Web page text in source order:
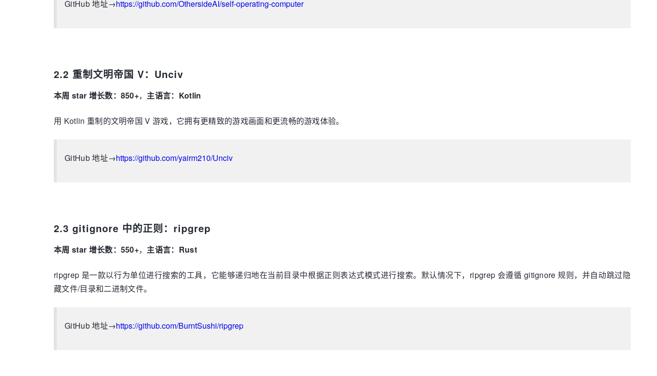
GitHub 地址→https://github.com/OthersideAI/self-operating-computer
2.2 重制文明帝国 V：Unciv
本周 star 增长数：850+， 主语言：Kotlin
用 Kotlin 重制的文明帝国 V 游戏，它拥有更精致的游戏画面和更流畅的游戏体验。
GitHub 地址→https://github.com/yairm210/Unciv
2.3 gitignore 中的正则：ripgrep
本周 star 增长数：550+， 主语言：Rust
ripgrep 是一款以行为单位进行搜索的工具，它能够递归地在当前目录中根据正则表达式模式进行搜索。默认情况下，ripgrep 会遵循 gitignore 规则，并自动跳过隐
藏文件/目录和二进制文件。
GitHub 地址→https://github.com/BurntSushi/ripgrep